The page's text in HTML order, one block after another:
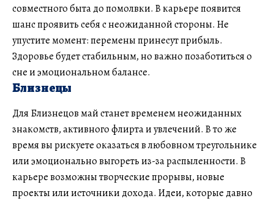
совместного быта до помолвки. В карьере появится
шанс проявить себя с неожиданной стороны. Не
упустите момент: перемены принесут прибыль.
Здоровье будет стабильным, но важно позаботиться о
сне и эмоциональном балансе.
Близнецы
Для Близнецов май станет временем неожиданных
знакомств, активного флирта и увлечений. В то же
время вы рискуете оказаться в любовном треугольнике
или эмоционально выгореть из-за распыленности. В
карьере возможны творческие прорывы, новые
проекты или источники дохода. Идеи, которые давно